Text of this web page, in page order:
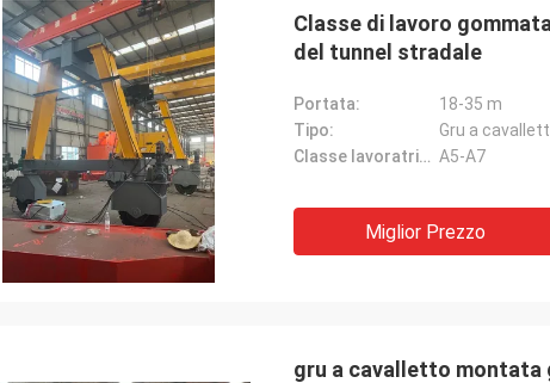
Classe di lavoro
del tunnel stradale
Portata:
18-35 m
Tipo:
Gru a
Classe lavoratrice: A5-A7
Miglior Prezzo
gru a cavalletto montata